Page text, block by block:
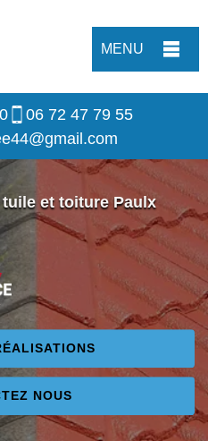
MENU
06 72 47 79 55
et toiture Paulx
NOUS